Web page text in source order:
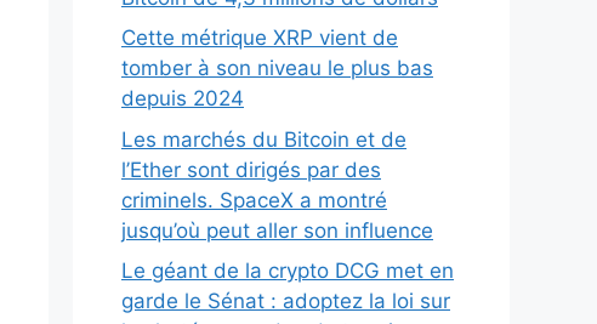
Cette métrique XRP vient de
tomber à son niveau le plus bas
depuis 2024
Les marchés du Bitcoin et de
l’Ether sont dirigés par des
criminels. SpaceX a montré
jusqu’où peut aller son influence
Le géant de la crypto DCG met en
garde le Sénat : adoptez la loi sur